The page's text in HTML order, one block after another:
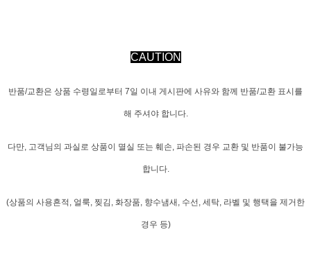
CAUTION
반품/교환은 상품 수령일로부터 7일 이내 게시판에 사유와 함께 반품/교환 표시를
해 주셔야 합니다.
다만, 고객님의 과실로 상품이 멸실 또는 훼손, 파손된 경우 교환 및 반품이 불가능
합니다.
(상품의 사용흔적, 얼룩, 찢김, 화장품, 향수냄새, 수선, 세탁, 라벨 및 행택을 제거한
경우 등)